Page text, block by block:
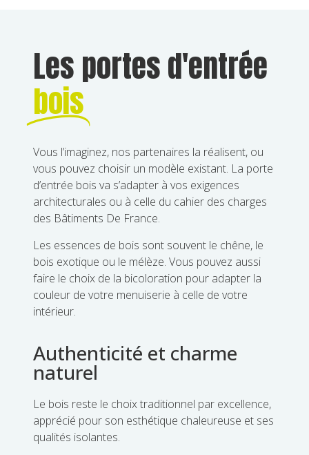
Les portes d'entrée
bois
Vous l’imaginez, nos partenaires la réalisent, ou
vous pouvez choisir un modèle existant. La porte
d’entrée bois va s’adapter à vos exigences
architecturales ou à celle du cahier des charges
des Bâtiments De France.
Les essences de bois sont souvent le chêne, le
bois exotique ou le mélèze. Vous pouvez aussi
faire le choix de la bicoloration pour adapter la
couleur de votre menuiserie à celle de votre
intérieur.
Authenticité et charme
naturel
Le bois reste le choix traditionnel par excellence,
apprécié pour son esthétique chaleureuse et ses
qualités isolantes.